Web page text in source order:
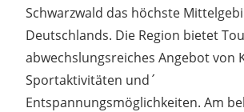
Schwarzwald das höchste
Deutschlands. Die Region bietet
abwechslungsreiches Angebot von
Sportaktivitäten und´
Entspannungsmöglichkeiten. Am